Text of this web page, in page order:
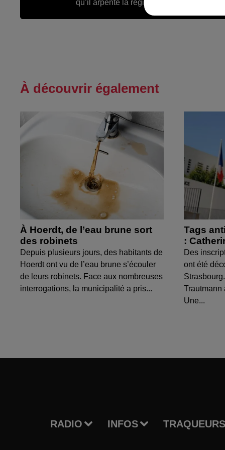
qu’il arpente la région pour vous informer
À découvrir également
À Hoerdt, de l’eau brune sort
des robinets
Depuis plusieurs jours, des habitants de
Hoerdt ont vu de l’eau brune s’écouler
de leurs robinets. Face aux nombreuses
interrogations, la municipalité a pris...
Tags
:
Des
ont été
Trautmann
Une...
RADIO INFOS